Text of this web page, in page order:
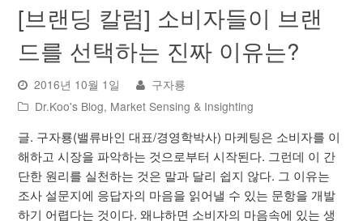
[브랜딩 칼럼] 소비자들이 브랜
드를 선택하는 진짜 이유는?
2016년 10월 1일
구자룡
Dr.Koo's Blog, Market Sensing & Insighting
글. 구자룡(밸류바인 대표/경영학박사) 마케팅은 소비자를 이
해하고 시장을 파악하는 것으로부터 시작된다. 그런데 이 간
단한 원리를 실천하는 것은 말과 달리 쉽지 않다. 그 이유는
조사 설문지에 응답자의 마음을 읽어낼 수 있는 문항을 개발
하기 어렵다는 것이다. 왜냐하면 소비자의 마음속에 있는 생